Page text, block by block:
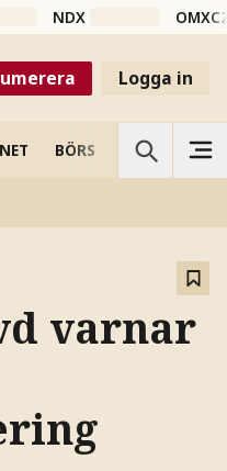
NDX
Logga in
BÖRS VETENSKAP
varnar